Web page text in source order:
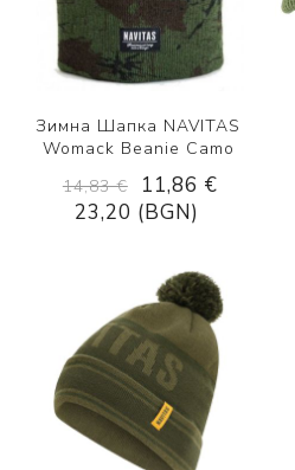
Зимна Шапка NAVITAS
Womack Beanie Camo
14,83 €
11,86 €
23,20 (BGN)